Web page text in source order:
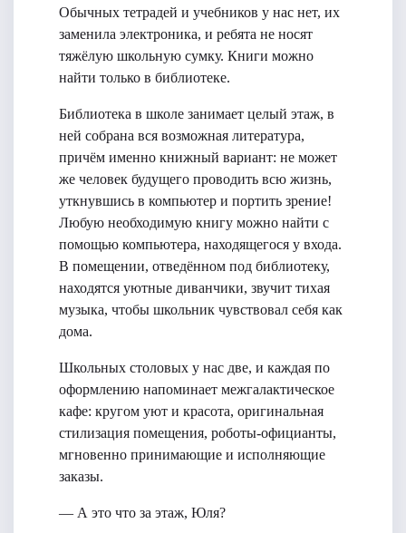
Обычных тетрадей и учебников у нас нет, их
заменила электроника, и ребята не носят
тяжёлую школьную сумку. Книги можно
найти только в библиотеке.
Библиотека в школе занимает целый этаж, в
ней собрана вся возможная литература,
причём именно книжный вариант: не может
же человек будущего проводить всю жизнь,
уткнувшись в компьютер и портить зрение!
Любую необходимую книгу можно найти с
помощью компьютера, находящегося у входа.
В помещении, отведённом под библиотеку,
находятся уютные диванчики, звучит тихая
музыка, чтобы школьник чувствовал себя как
дома.
Школьных столовых у нас две, и каждая по
оформлению напоминает межгалактическое
кафе: кругом уют и красота, оригинальная
стилизация помещения, роботы-официанты,
мгновенно принимающие и исполняющие
заказы.
— А это что за этаж, Юля?